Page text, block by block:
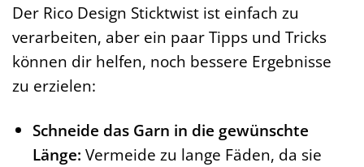
Der Rico Design Sticktwist ist einfach zu
verarbeiten, aber ein paar Tipps und Tricks
können dir helfen, noch bessere Ergebnisse
zu erzielen:
Schneide das Garn in die gewünschte
Länge: Vermeide zu lange Fäden, da sie